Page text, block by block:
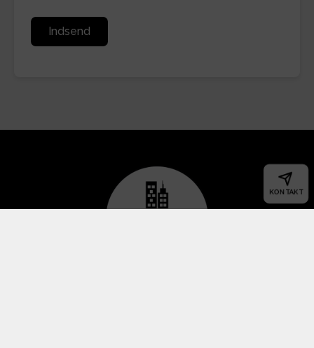
KONTAKT
Indsend